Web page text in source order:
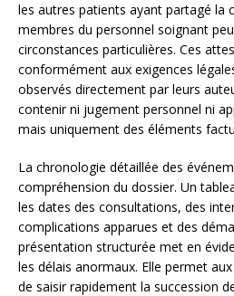
les autres patients ayant partagé la
membres du personnel soignant
circonstances particulières. Ces
conformément aux exigences
observés directement par leurs
contenir ni jugement personnel ni
mais uniquement des éléments
La chronologie détaillée des
compréhension du dossier. Un
les dates des consultations, des
complications apparues et des
présentation structurée met en
les délais anormaux. Elle permet
de saisir rapidement la succession